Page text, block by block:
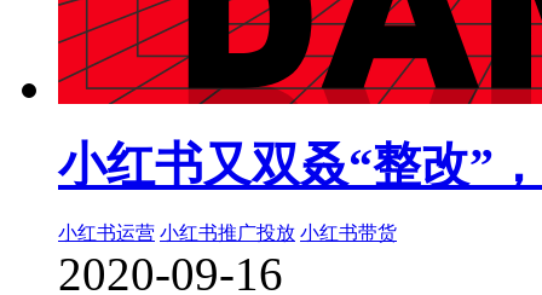
小红书又双叒“整改”
小红书运营 小红书推广投放 小红书带货
2020-09-16